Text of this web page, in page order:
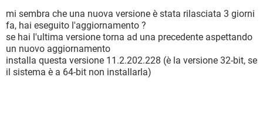
mi sembra che una nuova versione è stata rilasciata 3 giorni
fa, hai eseguito l'aggiornamento ?
se hai l'ultima versione torna ad una precedente aspettando
un nuovo aggiornamento
installa questa versione 11.2.202.228 (è la versione 32-bit, se
il sistema è a 64-bit non installarla)